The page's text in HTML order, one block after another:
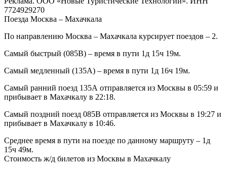
7724929270
Поезда Москва – Махачкала
По направлению Москва – Махачкала курсирует поездов – 2.
Самый быстрый (085В) – время в пути 1д 15ч 19м.
Самый медленный (135А) – время в пути 1д 16ч 19м.
Самый ранний поезд 135А отправляется из Москвы в 05:59 и
прибывает в Махачкалу в 22:18.
Самый поздний поезд 085В отправляется из Москвы в 19:27 и
прибывает в Махачкалу в 10:46.
Среднее время в пути на поезде по данному маршруту – 1д
15ч 49м.
Стоимость ж/д билетов из Москвы в Махачкалу